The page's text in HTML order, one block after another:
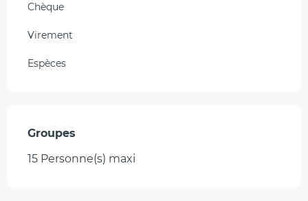
Chèque
Virement
Espèces
Groupes
Groupes
15 Personne(s) maxi